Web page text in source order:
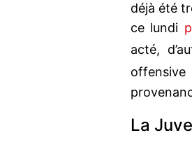
déjà été
ce lundi
acté,
offensive
La